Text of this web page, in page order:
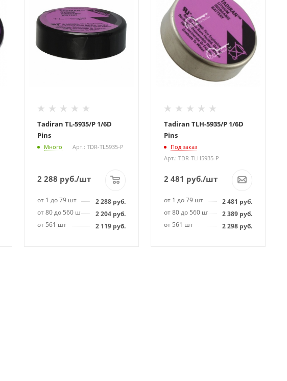
Tadiran TL-5935/P 1/6D
Pins
Много Арт.: TDR-TL5935-P
2 288 руб./шт
от 1 до 79 шт 2 288руб.
от 80 до 560 шт
2 204руб.
от 561 шт
2 119руб.
Tadiran TLH-5935/P 1/6D
Pins
Под заказ
Арт.: TDR-TLH5935-P
2 481 руб./шт
от 1 до 79 шт 2 481 руб.
от 80 до 560 шт
2 389 руб.
от 561 шт
2 298 руб.